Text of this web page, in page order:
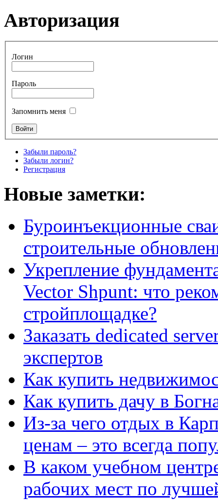
Авторизация
Логин
Пароль
Запомнить меня
Забыли пароль?
Забыли логин?
Регистрация
Новые заметки:
Буроинъекционные
строительные
Укрепление
Vector Shpunt: что
стройплощадке?
Заказать dedicated
экспертов
Как купить
Как купить дачу в
Из-за чего отдых в
ценам – это всегда
В каком учебном
рабочих мест по